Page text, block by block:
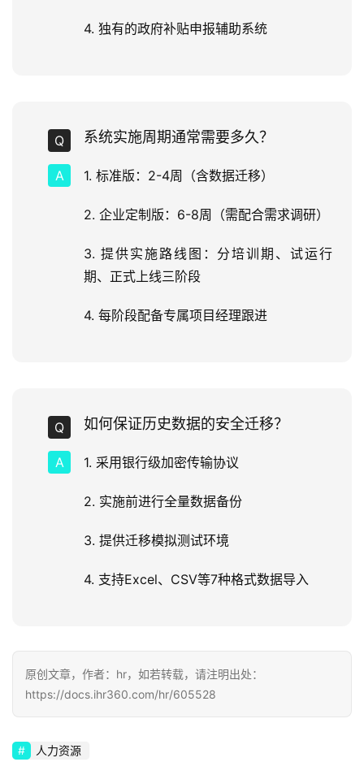
4. 独有的政府补贴申报辅助系统
系统实施周期通常需要多久？
1. 标准版：2-4周（含数据迁移）
2. 企业定制版：6-8周（需配合需求调研）
3. 提供实施路线图：分培训期、试运行
期、正式上线三阶段
4. 每阶段配备专属项目经理跟进
如何保证历史数据的安全迁移？
1. 采用银行级加密传输协议
2. 实施前进行全量数据备份
3. 提供迁移模拟测试环境
4. 支持Excel、CSV等7种格式数据导入
原创文章，作者：hr，如若转载，请注明出处：
https://docs.ihr360.com/hr/605528
人力资源